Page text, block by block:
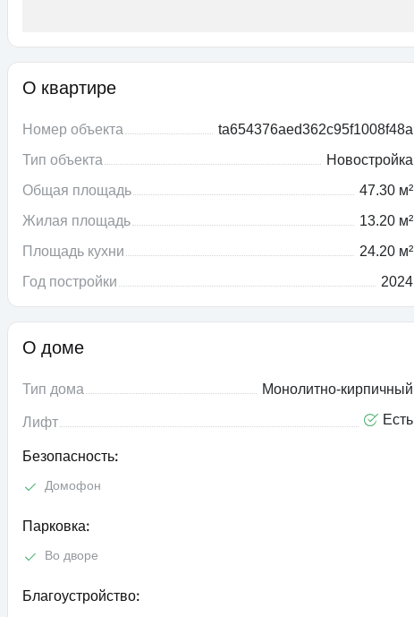
О квартире
Номер объекта
ta654376aed362c95f1008f48a
Тип объекта
Новостройка
Общая площадь
47.30 м²
Жилая площадь
13.20 м²
Площадь кухни
24.20 м²
Год постройки
2024
О доме
Тип дома Монолитно-кирпичный
Лифт Есть
Безопасность:
Домофон
Парковка:
Во дворе
Благоустройство: